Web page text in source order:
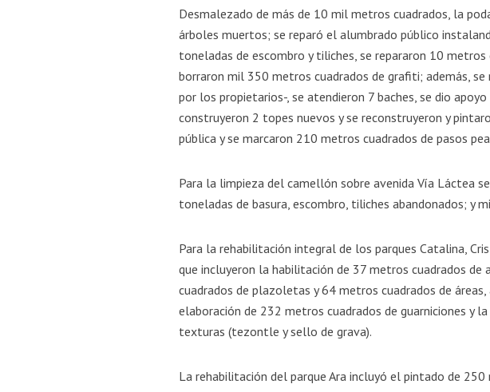
Desmalezado de más de 10 mil metros cuadrados, la
árboles muertos; se reparó el alumbrado público
toneladas de escombro y tiliches, se repararon 10 metros
borraron mil 350 metros cuadrados de grafiti; además,
por los propietarios-, se atendieron 7 baches, se dio
construyeron 2 topes nuevos y se reconstruyeron y
pública y se marcaron 210 metros cuadrados de pasos
Para la limpieza del camellón sobre avenida Vía Láctea
toneladas de basura, escombro, tiliches abandonados; y
Para la rehabilitación integral de los parques Catalina,
que incluyeron la habilitación de 37 metros cuadrados
cuadrados de plazoletas y 64 metros cuadrados de
elaboración de 232 metros cuadrados de guarniciones y
texturas (tezontle y sello de grava).
La rehabilitación del parque Ara incluyó el pintado de